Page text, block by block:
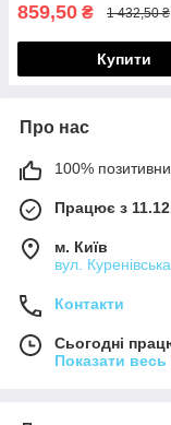
859,50 ₴ 1 432,50 ₴
Купити
Про нас
100%
Працює з
м. Київ
вул.
Контакти
Сьогодні
Показати